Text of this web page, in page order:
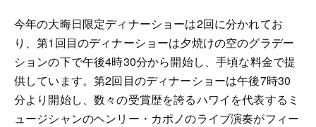
今年の大晦日限定ディナーショーは2回に分かれてお
り、第1回目のディナーショーは夕焼けの空のグラデー
ションの下で午後4時30分から開始し、手頃な料金で提
供しています。第2回目のディナーショーは午後7時30
分より開始し、数々の受賞歴を誇るハワイを代表するミ
ュージシャンのヘンリー・カポノのライブ演奏がフィー